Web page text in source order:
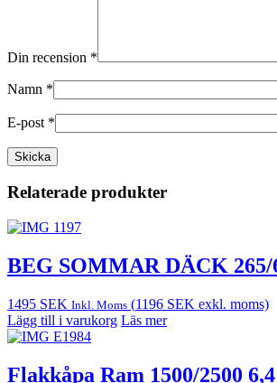
Din recension *
Namn *
E-post *
Relaterade produkter
BEG SOMMAR DÄCK 265/
1495 SEK Inkl. Moms (1196 SEK exkl. moms)
Lägg till i varukorg Läs mer
Flakkåpa Ram 1500/2500